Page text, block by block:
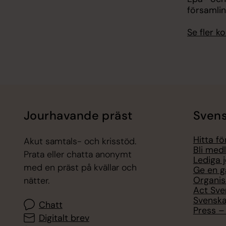
Se fler
Jourhavande präst
Akut samtals- och krisstöd.
Prata eller chatta anonymt
med en präst på kvällar och
nätter.
Chatt
Digitalt brev
Hitta
Bli
Lediga
Ge en
Act
Press